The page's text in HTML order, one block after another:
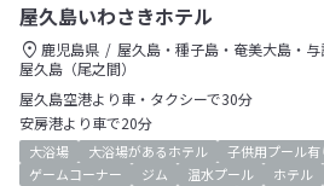
屋久島いわさきホテル
鹿児島県
屋久島・種子島・奄美大島・
屋久島（尾之間）
屋久島空港より車・タクシーで30分
安房港より車で20分
大浴場 大浴場があるホテル 子供用プール有
ゲームコーナー
ジム 温水プール ホテル